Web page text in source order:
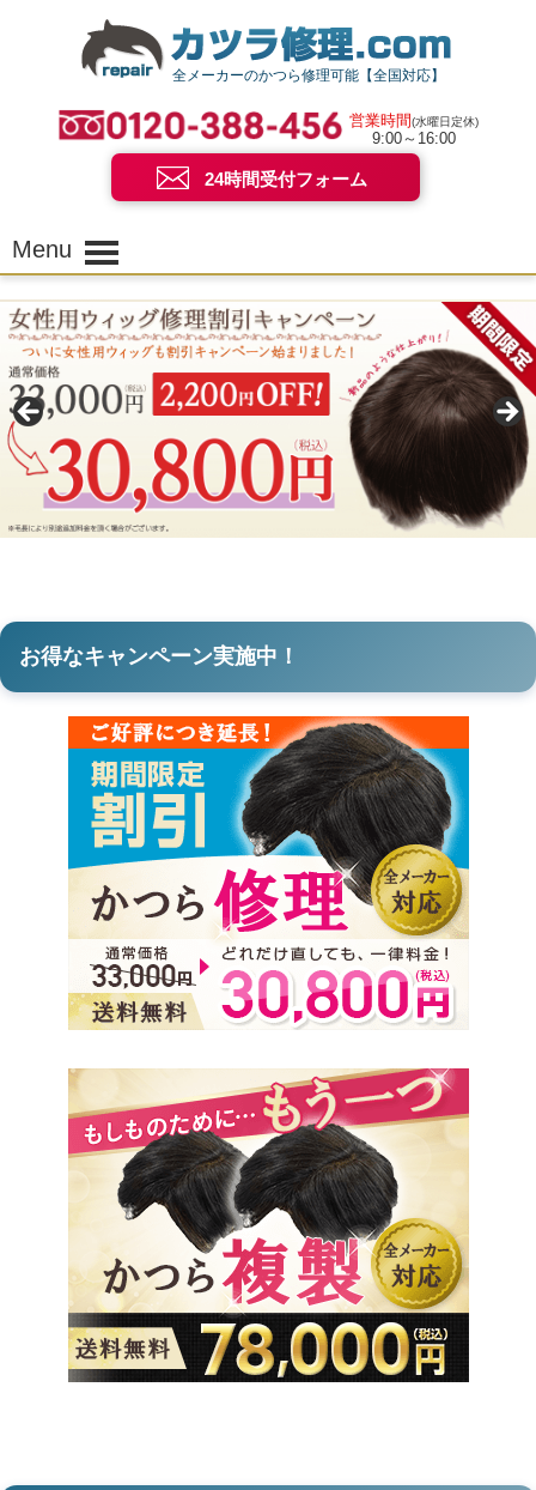
全メーカーのかつら修理可能【全国対応】
営業時間(水曜日定休)
9:00～16:00
24時間受付フォーム
Menu
お得なキャンペーン実施中！